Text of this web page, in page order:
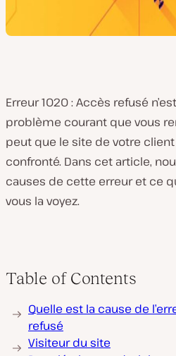
Erreur 1020 : Accès refusé
problème courant que vous
peut que le site de votre
confronté. Dans cet article,
causes de cette erreur et ce
vous la voyez.
Table of Contents
Quelle est la cause de
refusé
Visiteur du site